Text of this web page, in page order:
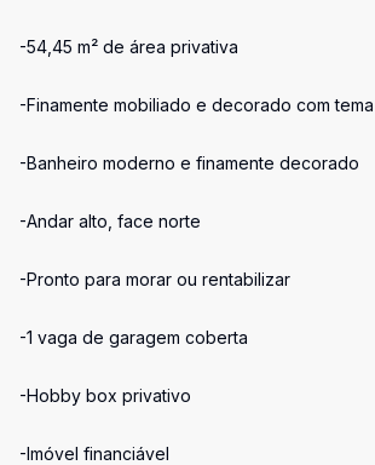
-54,45 m² de área privativa
-Finamente mobiliado e decorado com
-Banheiro moderno e finamente decorado
-Andar alto, face norte
-Pronto para morar ou rentabilizar
-1 vaga de garagem coberta
-Hobby box privativo
-Imóvel financiável